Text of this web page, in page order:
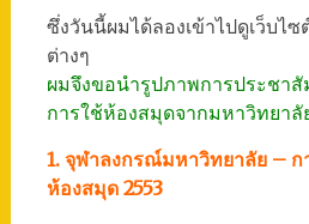
ซึ่งวันนี้ผมได้ลองเข้าไปดูเว็บไ
ต่างๆ
ผมจึงขอนำรูปภาพการประชา
การใช้ห้องสมุดจากมหาวิทยาลั
1. จุฬาลงกรณ์มหาวิทยาลัย – ก
ห้องสมุด 2553